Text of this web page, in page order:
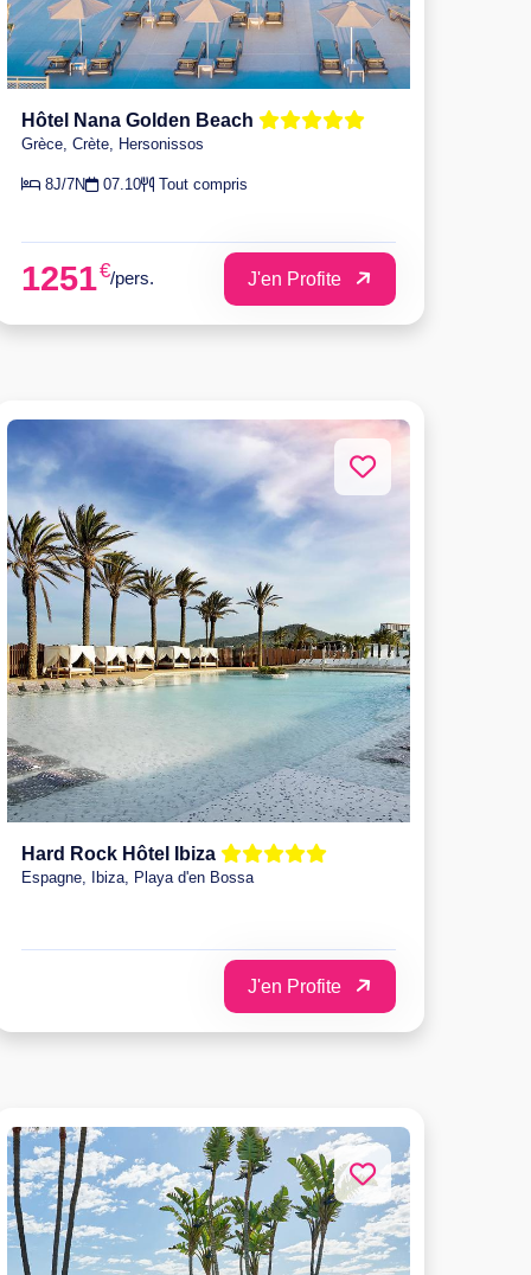
Hôtel Nana Golden Beach
Grèce, Crète, Hersonissos
8J/7N 07.10 Tout compris
1251€/pers. J'en Profite
Hard Rock Hôtel Ibiza
Espagne, Ibiza, Playa d'en Bossa
J'en Profite